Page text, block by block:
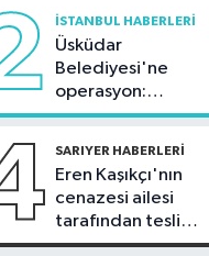
Sahili'ne akın etti
İSTANBUL HABERLERI
Üsküdar
Belediyesi'ne
operasyon:
Sinem Dedetaş'a
SARIYER HABERLERI
Eren Kaşıkçı'nın
cenazesi ailesi
tarafından teslim
alındı